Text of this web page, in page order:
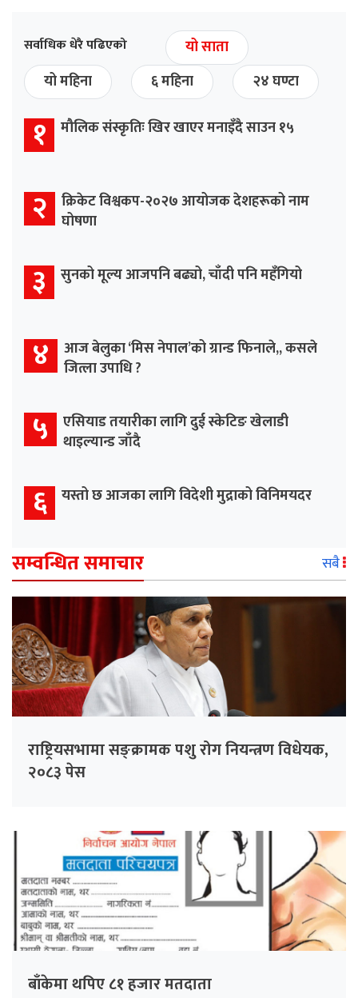
सर्वाधिक धेरै पढिएको
यो साता
यो महिना
६ महिना २४ घण्टा
१ मौलिक संस्कृतिः खिर खाएर मनाइँदै साउन १५
२ क्रिकेट विश्वकप-२०२७ आयोजक देशहरूको नाम
घोषणा
३ सुनको मूल्य आजपनि बढ्यो, चाँदी पनि महँगियो
४ आज बेलुका ‘मिस नेपाल’को ग्रान्ड फिनाले,, कसले
जित्ला उपाधि ?
५ एसियाड तयारीका लागि दुई स्केटिङ खेलाडी
थाइल्यान्ड जाँदै
६ यस्तो छ आजका लागि विदेशी मुद्राको विनिमयदर
सम्वन्धित समाचार सबै
राष्ट्रियसभामा सङ्क्रामक पशु रोग नियन्त्रण विधेयक,
२०८३ पेस
बाँकेमा थपिए ८१ हजार मतदाता